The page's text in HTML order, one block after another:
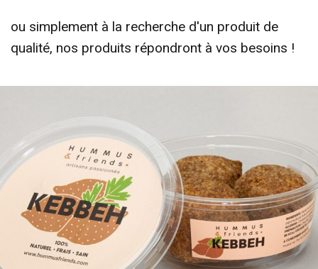
ou simplement à la recherche d'un produit de
qualité, nos produits répondront à vos besoins !